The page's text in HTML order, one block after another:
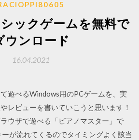
ックゲームを無料で
ウンロード
16.04.2021
遊べるWindows用のPCゲームを、実
レビューを書いていこうと思います！
ウザで遊べる「ピアノマスター」で
が流れてくるのでタイミングよく該当